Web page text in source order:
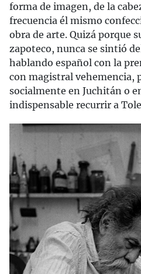
forma de imagen, de la
frecuencia él mismo
obra de arte. Quizá porque
zapoteco, nunca se sintió
hablando español con la
con magistral vehemencia,
socialmente en Juchitán o
indispensable recurrir a